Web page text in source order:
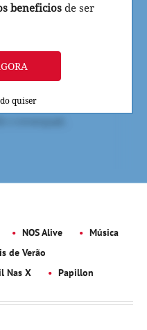
beneficios de ser
quiser
NOS Alive
Música
de Verão
Nas X Papillon